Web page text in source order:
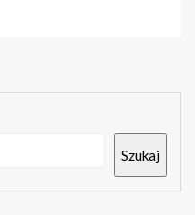
Szukaj